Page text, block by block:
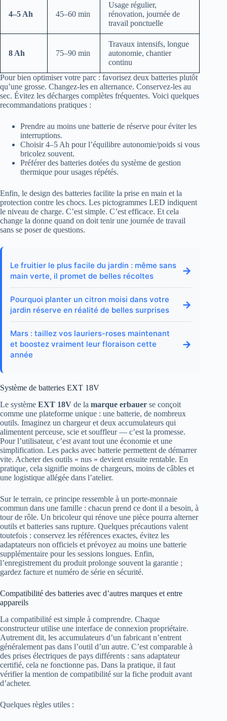
4–5 Ah 45–60 min
Usage régulier,
rénovation, journée de
travail ponctuelle
8 Ah 75–90 min
Travaux intensifs, longue
autonomie, chantier
continu
Pour bien optimiser votre parc : favorisez deux batteries plutôt
qu’une grosse. Changez-les en alternance. Conservez-les au
sec. Évitez les décharges complètes fréquentes. Voici quelques
recommandations pratiques :
Prendre au moins une batterie de réserve pour éviter les
interruptions.
Choisir 4–5 Ah pour l’équilibre autonomie/poids si vous
bricolez souvent.
Préférer des batteries dotées du système de gestion
thermique pour usages répétés.
Enfin, le design des batteries facilite la prise en main et la
protection contre les chocs. Les pictogrammes LED indiquent
le niveau de charge. C’est simple. C’est efficace. Et cela
change la donne quand on doit tenir une journée de travail
sans se poser de questions.
Le fruitier le plus facile du jardin : même sans
main verte, il promet de belles récoltes
→
Pourquoi planter un citron moisi dans votre
jardin réserve en réalité de belles surprises
→
Mars : taillez vos lauriers-roses maintenant
et boostez vraiment leur floraison cette
année
→
Système de batteries EXT 18V
Le système EXT 18V de la marque erbauer se conçoit
comme une plateforme unique : une batterie, de nombreux
outils. Imaginez un chargeur et deux accumulateurs qui
alimentent perceuse, scie et souffleur — c’est la promesse.
Pour l’utilisateur, c’est avant tout une économie et une
simplification. Les packs avec batterie permettent de démarrer
vite. Acheter des outils « nus » devient ensuite rentable. En
pratique, cela signifie moins de chargeurs, moins de câbles et
une logistique allégée dans l’atelier.
Sur le terrain, ce principe ressemble à un porte-monnaie
commun dans une famille : chacun prend ce dont il a besoin, à
tour de rôle. Un bricoleur qui rénove une pièce pourra alterner
outils et batteries sans rupture. Quelques précautions valent
toutefois : conservez les références exactes, évitez les
adaptateurs non officiels et prévoyez au moins une batterie
supplémentaire pour les sessions longues. Enfin,
l’enregistrement du produit prolonge souvent la garantie ;
gardez facture et numéro de série en sécurité.
Compatibilité des batteries avec d’autres marques et entre
appareils
La compatibilité est simple à comprendre. Chaque
constructeur utilise une interface de connexion propriétaire.
Autrement dit, les accumulateurs d’un fabricant n’entrent
généralement pas dans l’outil d’un autre. C’est comparable à
des prises électriques de pays différents : sans adaptateur
certifié, cela ne fonctionne pas. Dans la pratique, il faut
vérifier la mention de compatibilité sur la fiche produit avant
d’acheter.
Quelques règles utiles :